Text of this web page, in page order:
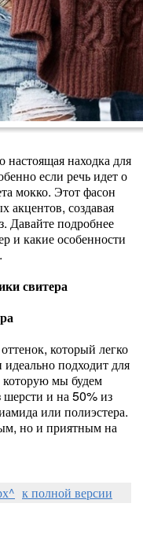
находка для
если речь идет о
мокко. Этот фасон
акцентов, создавая
Давайте подробнее
и какие особенности
свитера
который легко
подходит для
которую мы будем
шерсти и на 50% из
или полиэстера.
но и приятным на
к полной версии